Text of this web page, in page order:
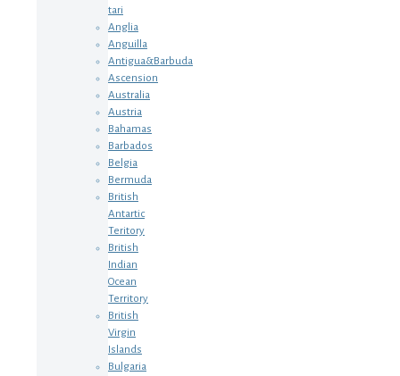
tari
Anglia
Anguilla
Antigua&Barbuda
Ascension
Australia
Austria
Bahamas
Barbados
Belgia
Bermuda
British
Antartic
Teritory
British
Indian
Ocean
Territory
British
Virgin
Islands
Bulgaria